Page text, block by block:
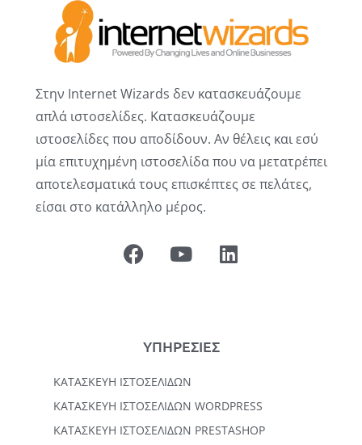
Στην Internet Wizards δεν κατασκευάζουμε
απλά ιστοσελίδες. Κατασκευάζουμε
ιστοσελίδες που αποδίδουν. Αν θέλεις και εσύ
μία επιτυχημένη ιστοσελίδα που να μετατρέπει
αποτελεσματικά τους επισκέπτες σε πελάτες,
είσαι στο κατάλληλο μέρος.
ΥΠΗΡΕΣΙΕΣ
ΚΑΤΑΣΚΕΥΉ ΙΣΤΟΣΕΛΊΔΩΝ
KΑΤΑΣΚΕΥΉ IΣΤΟΣΕΛΊΔΩΝ WORDPRESS
ΚΑΤΑΣΚΕΥΗ ΙΣΤΟΣΕΛΙΔΩΝ PRESTASHOP